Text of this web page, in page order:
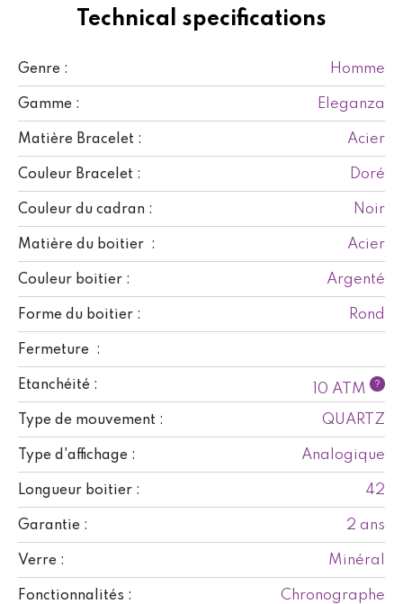
Technical specifications
Genre : Homme
Gamme : Eleganza
Matière Bracelet : Acier
Couleur Bracelet : Doré
Couleur du cadran : Noir
Matière du boitier : Acier
Couleur boitier : Argenté
Forme du boitier : Rond
Fermeture :
Etanchéité : 10 ATM ?
Type de mouvement : QUARTZ
Type d'affichage : Analogique
Longueur boitier : 42
Garantie : 2 ans
Verre : Minéral
Fonctionnalités : Chronographe